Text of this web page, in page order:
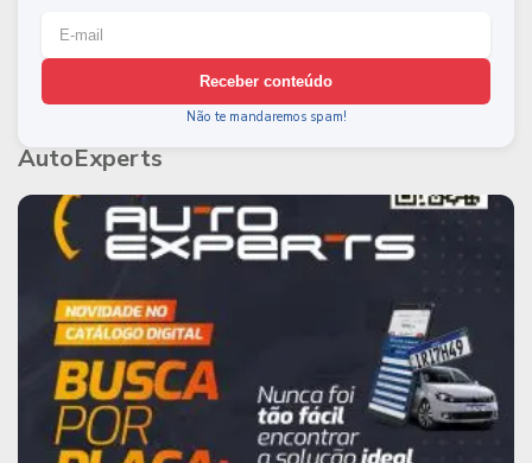
Receber conteúdo
Não te mandaremos spam!
AutoExperts